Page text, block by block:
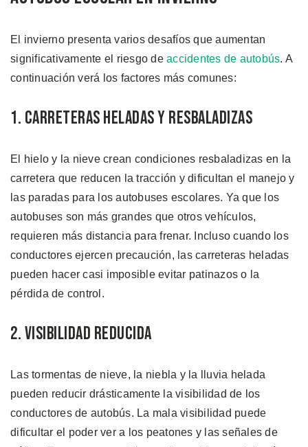
El invierno presenta varios desafíos que aumentan
significativamente el riesgo de accidentes de autobús. A
continuación verá los factores más comunes:
1. Carreteras Heladas y Resbaladizas
El hielo y la nieve crean condiciones resbaladizas en la
carretera que reducen la tracción y dificultan el manejo y
las paradas para los autobuses escolares. Ya que los
autobuses son más grandes que otros vehículos,
requieren más distancia para frenar. Incluso cuando los
conductores ejercen precaución, las carreteras heladas
pueden hacer casi imposible evitar patinazos o la
pérdida de control.
2. Visibilidad Reducida
Las tormentas de nieve, la niebla y la lluvia helada
pueden reducir drásticamente la visibilidad de los
conductores de autobús. La mala visibilidad puede
dificultar el poder ver a los peatones y las señales de